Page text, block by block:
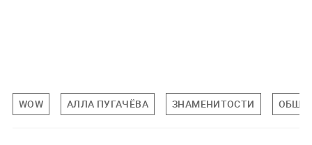
WOW АЛЛА ПУГАЧЁВА ЗНАМЕНИТОСТИ